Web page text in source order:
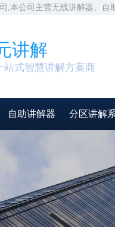
,本公司主营无线讲解器、
讲解
站式智慧讲解方案商
自助讲解器 分区讲解